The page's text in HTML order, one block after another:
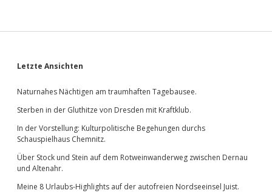
Sidebar
Letzte Ansichten
Naturnahes Nächtigen am traumhaften Tagebausee.
Sterben in der Gluthitze von Dresden mit Kraftklub.
In der Vorstellung: Kulturpolitische Begehungen durchs
Schauspielhaus Chemnitz.
Über Stock und Stein auf dem Rotweinwanderweg zwischen Dernau
und Altenahr.
Meine 8 Urlaubs-Highlights auf der autofreien Nordseeinsel Juist.